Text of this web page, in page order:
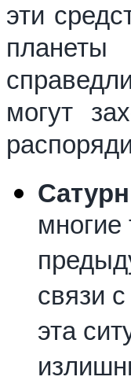
эти
планеты
могут
Сатурн
многие
связи
эта